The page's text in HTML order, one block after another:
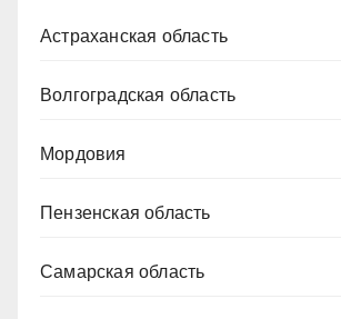
Астраханская область
Волгоградская область
Мордовия
Пензенская область
Самарская область